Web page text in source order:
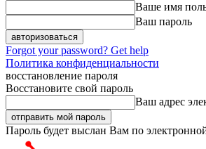
Ваше имя
Ваш пароль
Forgot your password? Get help
Политика конфиденциальности
восстановление пароля
Восстановите свой пароль
Ваш адрес
Пароль будет выслан Вам по